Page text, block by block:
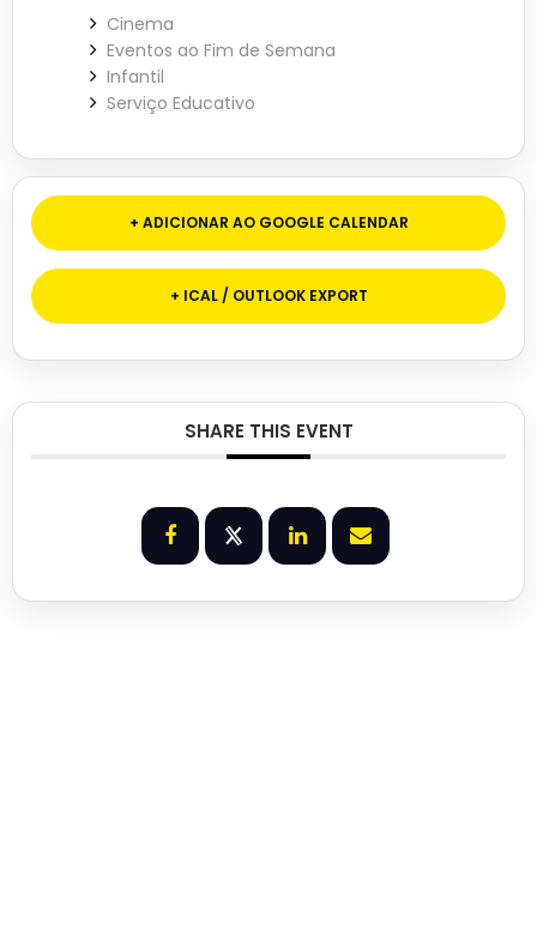
Cinema
Eventos ao Fim de Semana
Infantil
Serviço Educativo
+ ADICIONAR AO GOOGLE CALENDAR
+ ICAL / OUTLOOK EXPORT
SHARE THIS EVENT